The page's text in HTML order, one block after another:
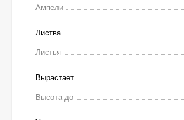
Ампели
Листва
Листья
Вырастает
Высота до